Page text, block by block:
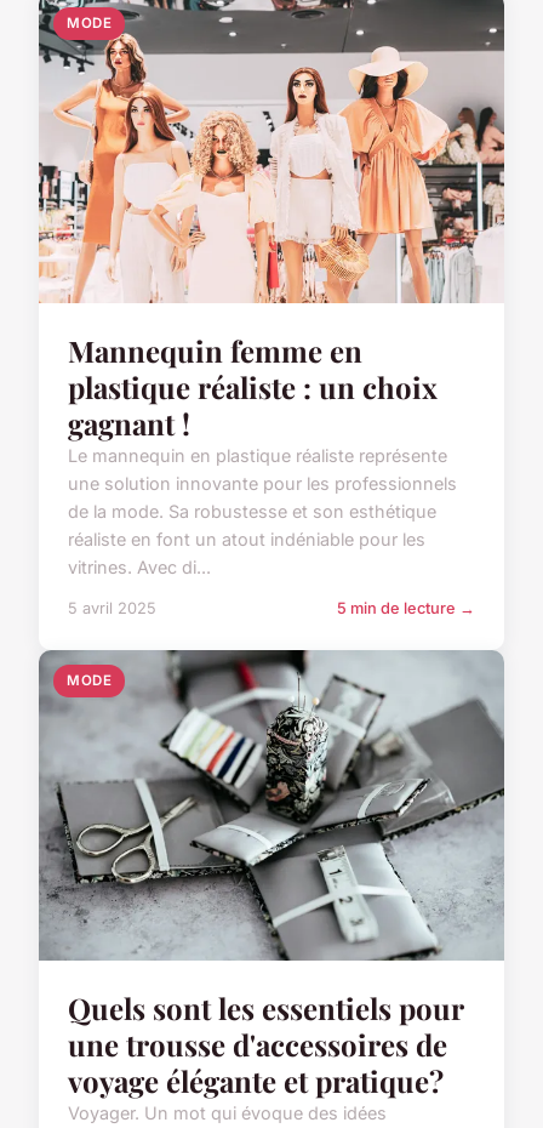
MODE
Mannequin femme en
plastique réaliste : un choix
gagnant !
Le mannequin en plastique réaliste représente
une solution innovante pour les professionnels
de la mode. Sa robustesse et son esthétique
réaliste en font un atout indéniable pour les
vitrines. Avec di...
5 avril 2025 5 min de lecture →
MODE
Quels sont les essentiels pour
une trousse d'accessoires de
voyage élégante et pratique?
Voyager. Un mot qui évoque des idées